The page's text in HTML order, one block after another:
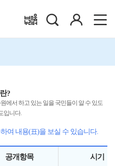
배움누리터
?
에서 하고 있는 일을 국민들이 알 수 있도
입니다.
여 내용(표)을 보실 수 있습니다.
공개항목 시기